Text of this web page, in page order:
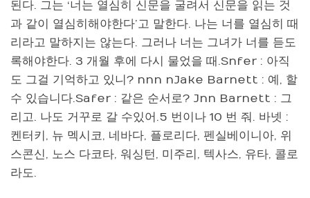
된다. 그는 ‘너는 열심히 신문을 굴려서 신문을 읽는 것
과 같이 열심히해야한다’고 말한다. 나는 너를 열심히 때
리라고 말하지는 않는다. 그러나 너는 그녀가 너를 듣도
록해야한다. 3 개월 후에 다시 물었을 때.Snfer : 아직
도 그걸 기억하고 있니? nnn nJake Barnett : 예, 할
수 있습니다.Safer : 같은 순서로? Jnn Barnett : 그
리고. 나도 거꾸로 갈 수있어.5 번이나 10 번 줘. 바넷 :
켄터키, 뉴 멕시코, 네바다, 플로리다, 펜실베이니아, 위
스콘신, 노스 다코타, 워싱턴, 미주리, 텍사스, 유타, 콜로
라도.